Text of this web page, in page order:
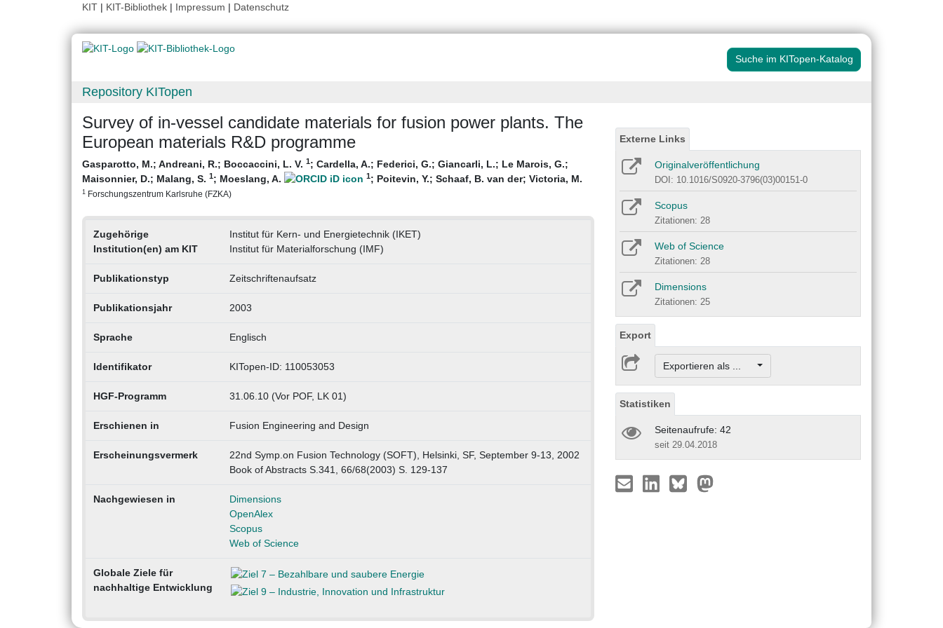
KIT | KIT-Bibliothek | Impressum | Datenschutz
Suche im KITopen-Katalog
Repository KITopen
Survey of in-vessel candidate materials for fusion power plants. The
European materials R&D programme
Gasparotto, M.; Andreani, R.; Boccaccini, L. V. 1; Cardella, A.; Federici, G.; Giancarli, L.; Le Marois, G.;
Maisonnier, D.; Malang, S. 1; Moeslang, A. 1; Poitevin, Y.; Schaaf, B. van der; Victoria, M.
1 Forschungszentrum Karlsruhe (FZKA)
Zugehörige
Institution(en) am KIT
Institut für Kern- und Energietechnik (IKET)
Institut für Materialforschung (IMF)
Publikationstyp Zeitschriftenaufsatz
Publikationsjahr 2003
Sprache Englisch
Identifikator KITopen-ID: 110053053
HGF-Programm 31.06.10 (Vor POF, LK 01)
Erschienen in Fusion Engineering and Design
Erscheinungsvermerk
22nd Symp.on Fusion Technology (SOFT), Helsinki, SF, September 9-13, 2002
Book of Abstracts S.341, 66/68(2003) S. 129-137
Nachgewiesen in
Dimensions
OpenAlex
Scopus
Web of Science
Globale Ziele für
nachhaltige Entwicklung
Externe Links
Originalveröffentlichung
DOI: 10.1016/S0920-3796(03)00151-0
Scopus
Zitationen: 28
Web of Science
Zitationen: 28
Dimensions
Zitationen: 25
Export
Exportieren als ...
Statistiken
Seitenaufrufe: 42
seit 29.04.2018